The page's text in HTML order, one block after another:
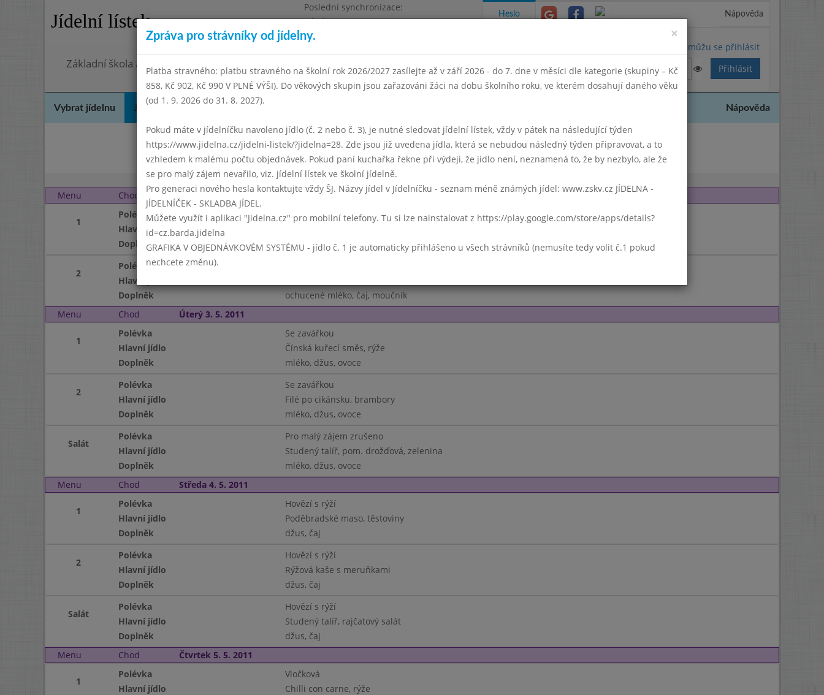
Jídelní lístek
Poslední synchronizace:
Pátek 3.7.2026 12:21
Omezení objednávek
Základní škola a mateřská škola Chodov, Praha 4, Květnového vítězství 57
Heslo Nápověda
Nemůžu se přihlásit
Vybrat jídelnu Jídelní lístek Kontakty a informace Nápověda
Březen 2011 Duben 2011 Květen 2011 Červen 2011 Srpen 2011
Týden 18
Menu
Chod Pondělí 2. 5. 2011
1
Polévka
Gulášová
Hlavní jídlo
Doplněk
ochucené mléko, čaj, moučník
2
Polévka
Hlavní jídlo
Doplněk
ochucené mléko, čaj, moučník
Menu
Chod Úterý 3. 5. 2011
1
Polévka
Se zavářkou
Hlavní jídlo
Čínská kuřecí směs, rýže
Doplněk
mléko, džus, ovoce
2
Polévka
Se zavářkou
Hlavní jídlo
Filé po cikánsku, brambory
Doplněk
mléko, džus, ovoce
Salát
Polévka
Pro malý zájem zrušeno
Hlavní jídlo
Studený talíř, pom. drožďová, zelenina
Doplněk
mléko, džus, ovoce
Menu
Chod Středa 4. 5. 2011
1
Polévka
Hovězí s rýží
Hlavní jídlo
Poděbradské maso, těstoviny
Doplněk
džus, čaj
2
Polévka
Hovězí s rýží
Hlavní jídlo
Rýžová kaše s meruňkami
Doplněk
džus, čaj
Salát
Polévka
Hovězí s rýží
Hlavní jídlo
Studený talíř, rajčatový salát
Doplněk
džus, čaj
Menu
Chod Čtvrtek 5. 5. 2011
1
Polévka
Vločková
Hlavní jídlo
Chilli con carne, rýže
×
Zpráva pro strávníky od jídelny.
Platba stravného: platbu stravného na školní rok 2026/2027 zasílejte až v září 2026 - do 7. dne v měsíci dle kategorie (skupiny – Kč
858, Kč 902, Kč 990 V PLNÉ VÝŠI). Do věkových skupin jsou zařazováni žáci na dobu školního roku, ve kterém dosahují daného věku
(od 1. 9. 2026 do 31. 8. 2027).
Pokud máte v jídelníčku navoleno jídlo (č. 2 nebo č. 3), je nutné sledovat jídelní lístek, vždy v pátek na následující týden
https://www.jidelna.cz/jidelni-listek/?jidelna=28. Zde jsou již uvedena jídla, která se nebudou následný týden připravovat, a to
vzhledem k malému počtu objednávek. Pokud paní kuchařka řekne při výdeji, že jídlo není, neznamená to, že by nezbylo, ale že
se pro malý zájem nevařilo, viz. jídelní lístek ve školní jídelně.
Pro generaci nového hesla kontaktujte vždy ŠJ. Názvy jídel v Jídelníčku - seznam méně známých jídel: www.zskv.cz JÍDELNA -
JÍDELNÍČEK - SKLADBA JÍDEL.
Můžete využít i aplikaci "Jidelna.cz" pro mobilní telefony. Tu si lze nainstalovat z https://play.google.com/store/apps/details?
id=cz.barda.jidelna
GRAFIKA V OBJEDNÁVKOVÉM SYSTÉMU - jídlo č. 1 je automaticky přihlášeno u všech strávníků (nemusíte tedy volit č.1 pokud
nechcete změnu).